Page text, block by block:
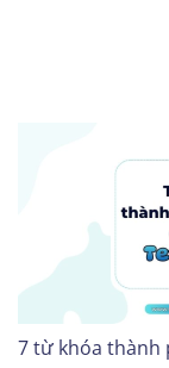
7 từ khóa thành